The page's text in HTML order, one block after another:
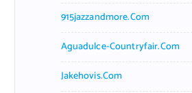
915jazzandmore.com
Aguadulce-Countryfair.com
Jakehovis.com